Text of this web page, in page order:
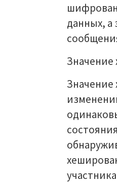
данных, а
Значение